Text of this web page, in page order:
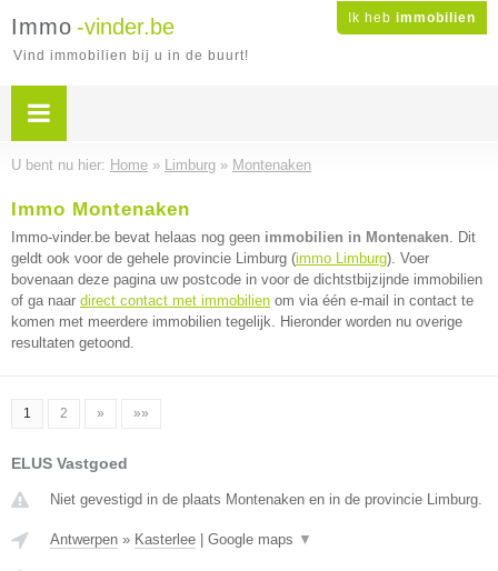
Ik heb immobilien
Immo -vinder.be
Vind immobilien bij u in de buurt!
U bent nu hier: Home » Limburg » Montenaken
Immo Montenaken
Immo-vinder.be bevat helaas nog geen immobilien in Montenaken. Dit
geldt ook voor de gehele provincie Limburg (immo Limburg). Voer
bovenaan deze pagina uw postcode in voor de dichtstbijzijnde immobilien
of ga naar direct contact met immobilien om via één e-mail in contact te
komen met meerdere immobilien tegelijk. Hieronder worden nu overige
resultaten getoond.
1 2 » »»
ELUS Vastgoed
Niet gevestigd in de plaats Montenaken en in de provincie Limburg.
Antwerpen » Kasterlee Google maps ▼